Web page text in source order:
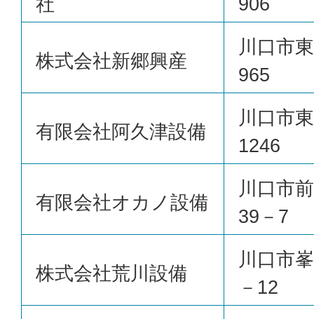
株式会社新郷興産
川口市
965
有限会社阿久津設備
川口市
1246
有限会社オカノ設備
川口市
39－7
株式会社荒川設備
川口市
－12